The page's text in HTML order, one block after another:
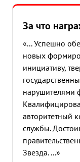
За что
«... Успешно
новых
инициативу,
нарушителями
авторитетный
службы.
Звезда. ...»